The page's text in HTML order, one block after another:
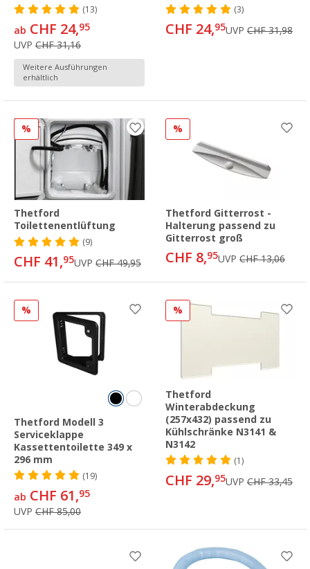
(13)
ab CHF 24,95
UVP CHF 31,16
Weitere Ausführungen
erhältlich
(3)
CHF 24,95UVP CHF 31,98
%
Thetford
Toilettenentlüftung
(9)
CHF 41,95UVP CHF 49,95
%
Thetford Gitterrost -
Halterung passend zu
Gitterrost groß
CHF 8,95UVP CHF 13,06
%
Thetford Modell 3
Serviceklappe
Kassettentoilette 349 x
296 mm
(19)
ab CHF 61,95
UVP CHF 85,00
%
Thetford
Winterabdeckung
(257x432) passend zu
Kühlschränke N3141 &
N3142
(1)
CHF 29,95UVP CHF 33,45